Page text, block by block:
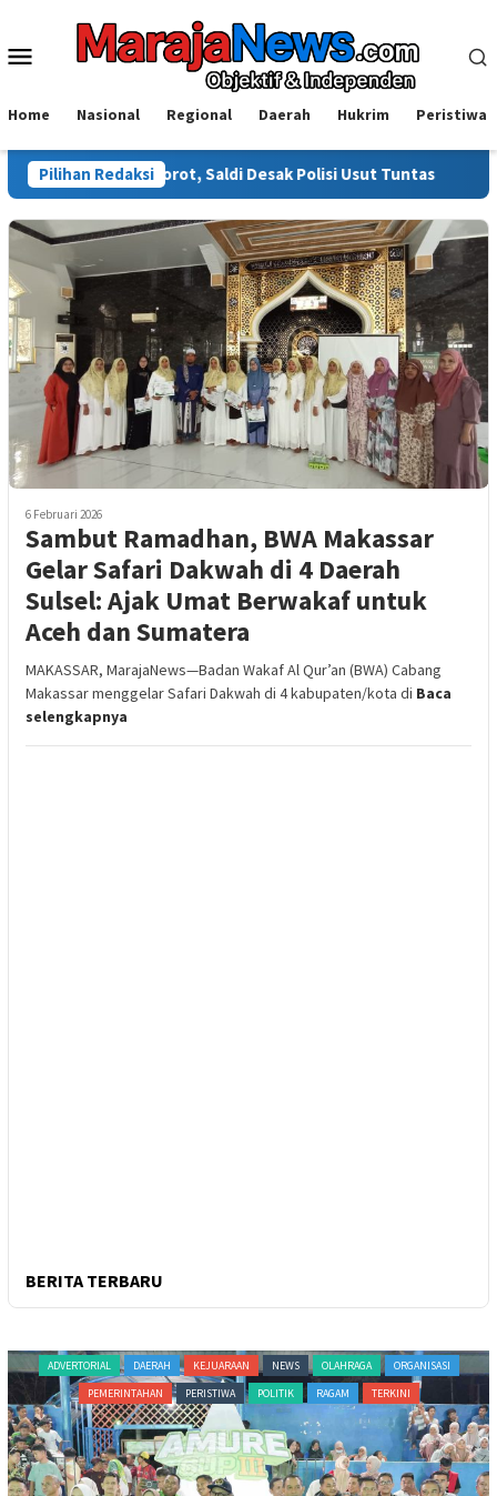
konten
Menu
Home Nasional Regional Daerah Hukrim Peristiwa
Pilihan Redaksi
Disorot, Saldi Desak Polisi Usut Tuntas Warga Sinjai
6 Februari 2026
Sambut Ramadhan, BWA Makassar
Gelar Safari Dakwah di 4 Daerah
Sulsel: Ajak Umat Berwakaf untuk
Aceh dan Sumatera
MAKASSAR, MarajaNews—Badan Wakaf Al Qur’an (BWA) Cabang
Makassar menggelar Safari Dakwah di 4 kabupaten/kota di Baca
selengkapnya
BERITA TERBARU
ADVERTORIAL DAERAH KEJUARAAN NEWS OLAHRAGA
ORGANISASI
PEMERINTAHAN
PERISTIWA POLITIK RAGAM TERKINI